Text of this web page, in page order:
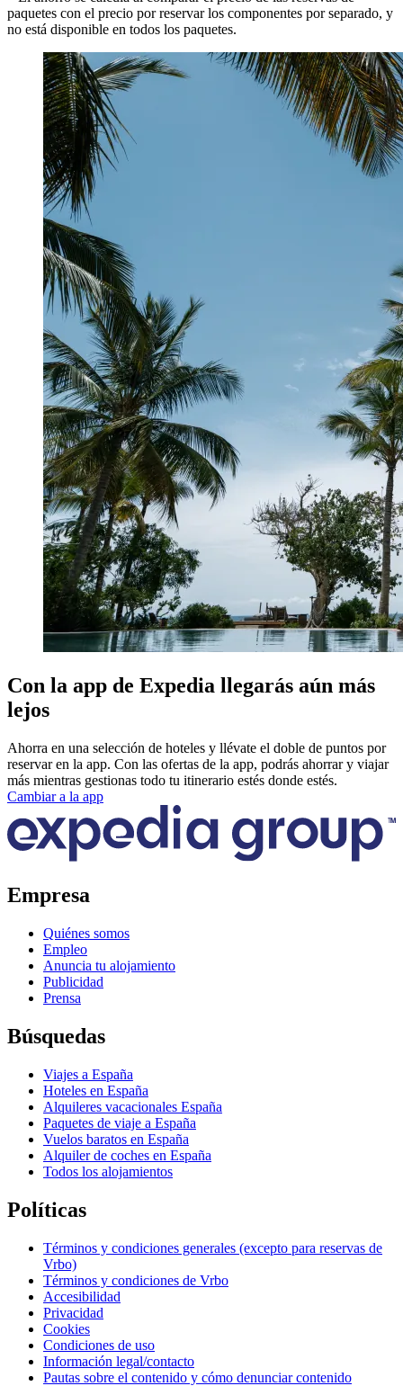
paquetes con el precio por reservar los componentes por separado, y
no está disponible en todos los paquetes.
Con la app de Expedia llegarás aún más
lejos
Ahorra en una selección de hoteles y llévate el doble de puntos por
reservar en la app. Con las ofertas de la app, podrás ahorrar y viajar
más mientras gestionas todo tu itinerario estés donde estés.
Cambiar a la app
Empresa
Quiénes somos
Empleo
Anuncia tu alojamiento
Publicidad
Prensa
Búsquedas
Viajes a España
Hoteles en España
Alquileres vacacionales España
Paquetes de viaje a España
Vuelos baratos en España
Alquiler de coches en España
Todos los alojamientos
Políticas
Términos y condiciones generales (excepto para reservas de
Vrbo)
Términos y condiciones de Vrbo
Accesibilidad
Privacidad
Cookies
Condiciones de uso
Información legal/contacto
Pautas sobre el contenido y cómo denunciar contenido